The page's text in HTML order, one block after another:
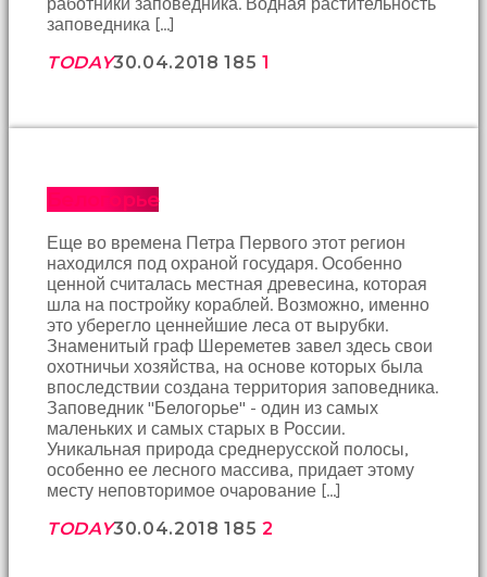
kızmaya
hikayeleri
dermanı
olduğu
sikimi
meydana
çıkardım
ağzına
dayayıp
susturdum
porno
Devamında
odasına
заповедника […]
TODAY30.04.2018 185 1
Белогорье
Еще во времена Петра Первого этот регион
находился под охраной государя. Особенно
ценной считалась местная древесина, которая
шла на постройку кораблей. Возможно, именно
это уберегло ценнейшие леса от вырубки.
Знаменитый граф Шереметев завел здесь свои
охотничьи хозяйства, на основе которых была
впоследствии создана территория заповедника.
Заповедник "Белогорье" - один из самых
маленьких и самых старых в России.
Уникальная природа среднерусской полосы,
особенно ее лесного массива, придает этому
месту неповторимое очарование […]
TODAY30.04.2018 185 2